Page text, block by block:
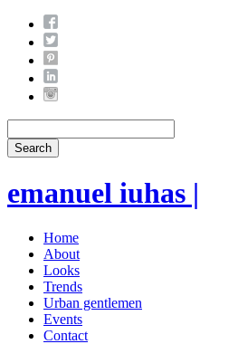
Search
emanuel iuhas |
Home
About
Looks
Trends
Urban gentlemen
Events
Contact